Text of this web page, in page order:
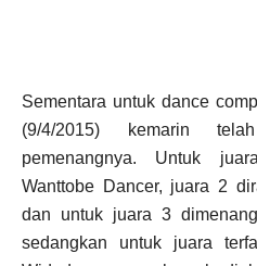
Sementara untuk dance
(9/4/2015) kemarin
pemenangnya. Untuk
Wanttobe Dancer, juara 2
dan untuk juara 3
sedangkan untuk juara